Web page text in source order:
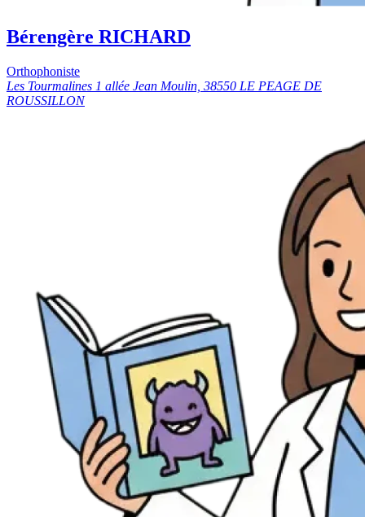
Bérengère RICHARD
Orthophoniste
Les Tourmalines 1 allée Jean Moulin, 38550 LE PEAGE DE
ROUSSILLON